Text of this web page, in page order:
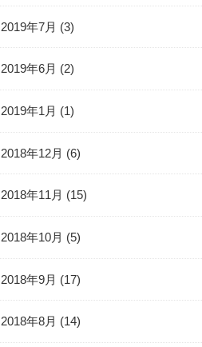
2019年7月 (3)
2019年6月 (2)
2019年1月 (1)
2018年12月 (6)
2018年11月 (15)
2018年10月 (5)
2018年9月 (17)
2018年8月 (14)